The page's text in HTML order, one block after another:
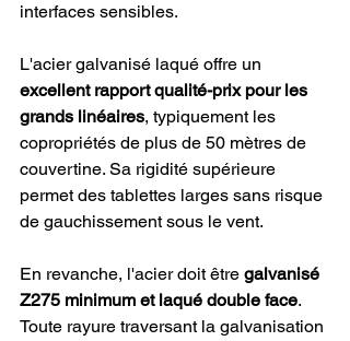
interfaces sensibles.
L'acier galvanisé laqué offre un
excellent rapport qualité-prix pour les
grands linéaires, typiquement les
copropriétés de plus de 50 mètres de
couvertine. Sa rigidité supérieure
permet des tablettes larges sans risque
de gauchissement sous le vent.
En revanche, l'acier doit être galvanisé
Z275 minimum et laqué double face.
Toute rayure traversant la galvanisation